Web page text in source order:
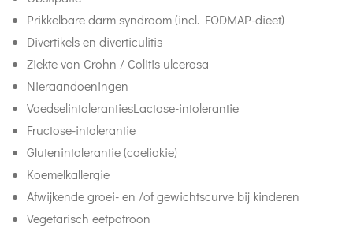
Prikkelbare darm syndroom (incl. FODMAP-dieet)
Divertikels en diverticulitis
Ziekte van Crohn / Colitis ulcerosa
Nieraandoeningen
VoedselintolerantiesLactose-intolerantie​
Fructose-intolerantie
Glutenintolerantie (coeliakie)
Koemelkallergie
Afwijkende groei- en /of gewichtscurve bij kinderen
Vegetarisch eetpatroon